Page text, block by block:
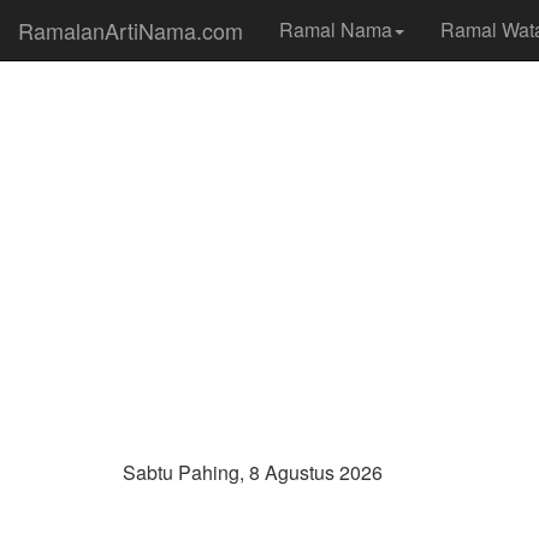
RamalanArtiNama.com Ramal Nama Ramal
Sabtu Pahing, 8 Agustus 2026